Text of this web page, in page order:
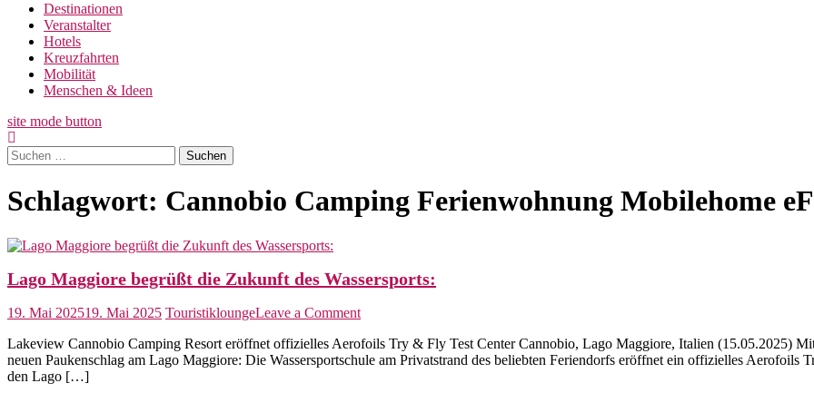
Destinationen
Veranstalter
Hotels
Kreuzfahrten
Mobilität
Menschen & Ideen
site mode button
Suchen
nach:
Schlagwort: Cannobio Camping Ferienwohnung Mobilehome
Lago Maggiore begrüßt die Zukunft des Wassersports:
19. Mai 202519. Mai 2025 TouristikloungeLeave a Commenton
Maggiore
begrüßt
Lakeview Cannobio Camping Resort eröffnet offizielles Aerofoils Try & Fly Test Center Cannobio, Lago Maggiore, Italien (15.05.2025)
neuen Paukenschlag am Lago Maggiore: Die Wassersportschule am Privatstrand des beliebten Feriendorfs eröffnet ein offizielles
den Lago […]